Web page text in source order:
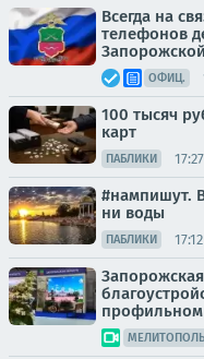
Всегда на
телефонов
ОФИЦ.
100 тысяч
карт
ПАБЛИКИ 17:27
#нампишут.
ни воды
ПАБЛИКИ 17:12
профильном
МЕЛИТОПОЛЬ